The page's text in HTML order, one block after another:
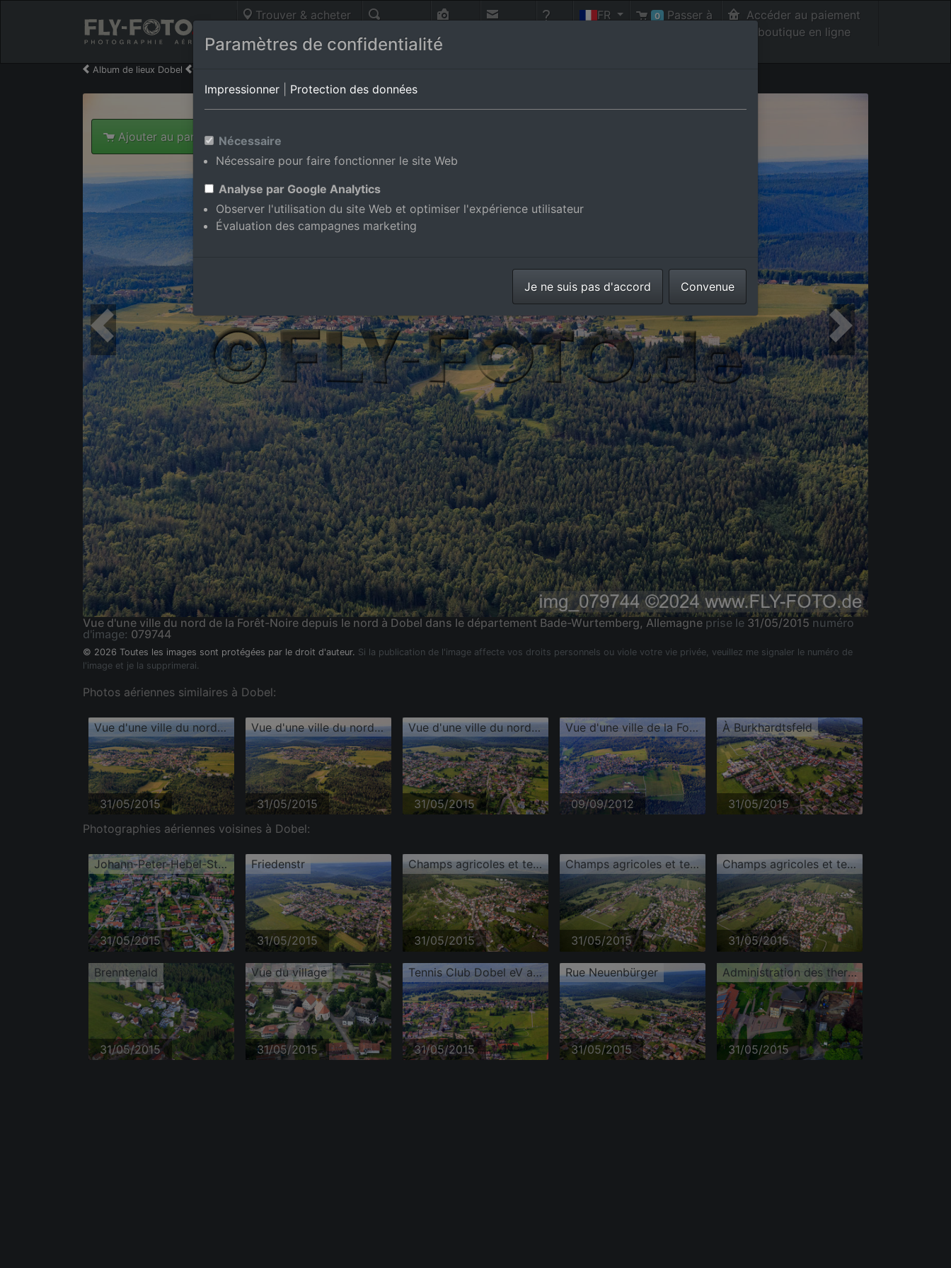
Trouver & acheter
vol
FR 0
Passer à
Accéder au paiement
de la boutique en ligne
Album de lieux Dobel
Ajouter au panier int.
Vue d'une ville du nord de la Forêt-Noire depuis le nord à Dobel dans le département Bade-Wurtemberg, Allemagne prise le 31/05/2015 numéro
d'image: 079744
© 2026 Toutes les images sont protégées par le droit d'auteur. Si la publication de l'image affecte vos droits personnels ou viole votre vie privée, veuillez me signaler le numéro de
l'image et je la supprimerai.
Photos aériennes similaires à Dobel:
Vue d'une ville du nord de la Forêt-Noire depuis le nord
31/05/2015
Vue d'une ville du nord de la Forêt-Noire depuis le nord
31/05/2015
Vue d'une ville du nord de la Forêt-Noire
31/05/2015
Vue d'une ville de la Forêt-Noire depuis le sud
09/09/2012
À Burkhardtsfeld
31/05/2015
Photographies aériennes voisines à Dobel:
Johann-Peter-Hebel-Straße
31/05/2015
Friedenstr
31/05/2015
Champs agricoles et terres arables
31/05/2015
Champs agricoles et terres arables
31/05/2015
Champs agricoles et terres arables
31/05/2015
Brenntenald
31/05/2015
Vue du village
31/05/2015
Tennis Club Dobel eV au Kurpark
31/05/2015
Rue Neuenbürger
31/05/2015
Administration des thermes Dobel au parc thermal
31/05/2015
Paramètres de confidentialité
Impressionner Protection des données
Nécessaire
Nécessaire pour faire fonctionner le site Web
Analyse par Google Analytics
Observer l'utilisation du site Web et optimiser l'expérience utilisateur
Évaluation des campagnes marketing
Je ne suis pas d'accord Convenue